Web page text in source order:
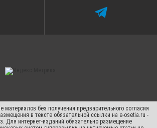
материалов без получения предварительного согласия
в тексте обязательной ссылки на e-osetia.ru -
Для интернет-изданий обязательно размещение